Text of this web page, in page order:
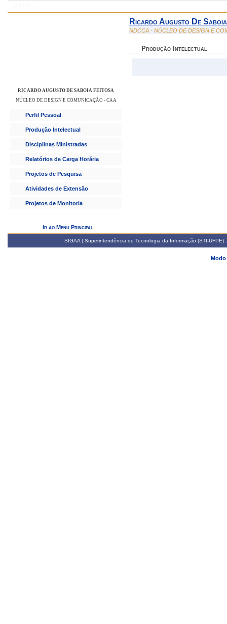
RICARDO AUGUSTO DE SABOIA FEITOSA
NÚCLEO DE DESIGN E COMUNICAÇÃO - CAA
Perfil Pessoal
Produção Intelectual
Disciplinas Ministradas
Relatórios de Carga Horária
Projetos de Pesquisa
Atividades de Extensão
Projetos de Monitoria
Ir ao Menu Principal
Ricardo Augusto De
NDCCA - NÚCLEO DE DESIGN E
Produção Intelectual
SIGAA | Superintendência de Tecnologia da Informação (STI-
Modo